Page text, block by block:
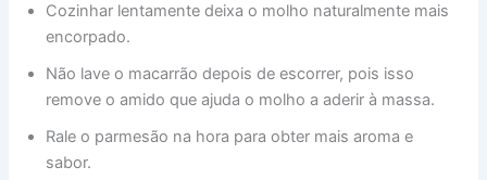
Cozinhar lentamente deixa o molho naturalmente mais
encorpado.
Não lave o macarrão depois de escorrer, pois isso
remove o amido que ajuda o molho a aderir à massa.
Rale o parmesão na hora para obter mais aroma e
sabor.